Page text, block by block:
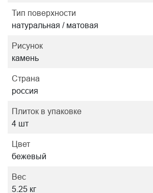
Тип поверхности
натуральная / матовая
Рисунок
камень
Страна
россия
Плиток в упаковке
4 шт
Цвет
бежевый
Вес
5.25 кг